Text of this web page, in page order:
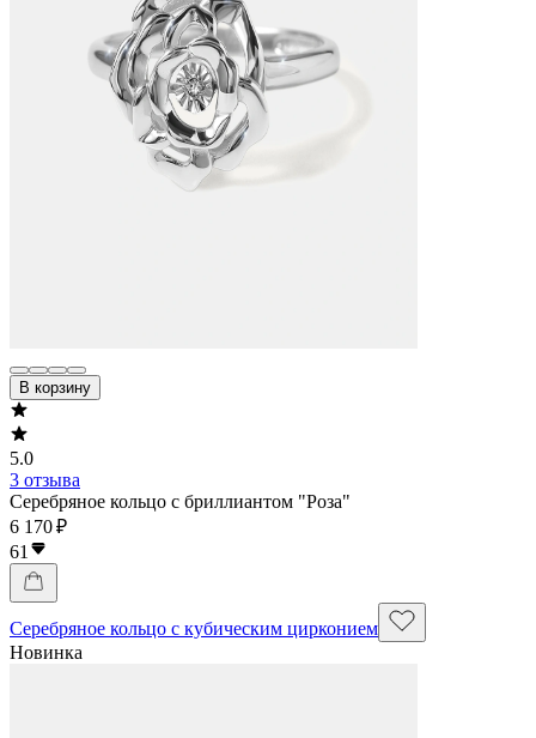
В корзину
5.0
3 отзыва
Серебряное кольцо с бриллиантом "Роза"
6 170 ₽
61
Серебряное кольцо с кубическим цирконием
Новинка